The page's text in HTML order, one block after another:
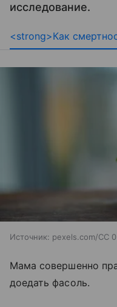
исследование.
<strong>Как
Источник: pexels.com/CC 0
Мама совершенно
доедать фасоль.